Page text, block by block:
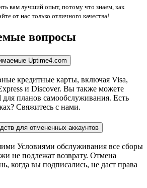
вам лучший опыт, потому что знаем, как
от нас только отличного качества!
вопросы
Uptime4.com
кредитные карты, включая Visa,
и Discover. Вы также можете
для планов самообслуживания. Есть
Свяжитесь с нами.
для отмененных аккаунтов
Условиями обслуживания все сборы
не подлежат возврату. Отмена
когда вы подписались, не даст права